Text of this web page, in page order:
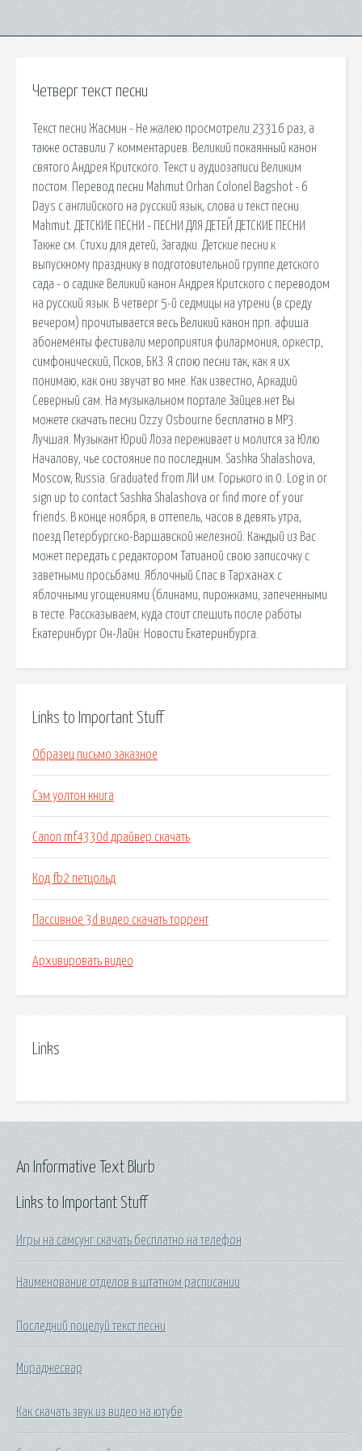
Четверг текст песни
Текст песни Жасмин - Не жалею просмотрели 23316 раз, а
также оставили 7 комментариев. Великий покаянный канон
cвятого Андрея Критского. Текст и аудиозаписи Великим
постом. Перевод песни Mahmut Orhan Colonel Bagshot - 6
Days с английского на русский язык, слова и текст песни
Mahmut. ДЕТСКИЕ ПЕСНИ - ПЕСНИ ДЛЯ ДЕТЕЙ ДЕТСКИЕ ПЕСНИ
Также см. Стихи для детей, Загадки. Детские песни к
выпускному празднику в подготовительной группе детского
сада - о садике Великий канон Андрея Критского с переводом
на русский язык. В четверг 5-й седмицы на утрени (в среду
вечером) прочитывается весь Великий канон прп. афиша
абонементы фестивали мероприятия филармония, оркестр,
симфонический, Псков, БКЗ. Я спою песни так, как я их
понимаю, как они звучат во мне. Как известно, Аркадий
Северный сам. На музыкальном портале Зайцев.нет Вы
можете скачать песни Ozzy Osbourne бесплатно в MP3.
Лучшая. Музыкант Юрий Лоза переживает и молится за Юлю
Началову, чье состояние по последним. Sashka Shalashova,
Moscow, Russia. Graduated from ЛИ им. Горького in 0. Log in or
sign up to contact Sashka Shalashova or find more of your
friends. В конце ноября, в оттепель, часов в девять утра,
поезд Петербургско-Варшавской железной. Каждый из Вас
может передать с редактором Татианой свою записочку с
заветными просьбами. Яблочный Спас в Тарханах с
яблочными угощениями (блинами, пирожками, запеченными
в тесте. Рассказываем, куда стоит спешить после работы
Екатеринбург Он-Лайн: Новости Екатеринбурга.
Links to Important Stuff
Образец письмо заказное
Сэм уолтон книга
Canon mf4330d драйвер скачать
Код fb2 петцольд
Пассивное 3d видео скачать торрент
Архивировать видео
Links
Links to Important Stuff
Игры на самсунг скачать бесплатно на телефон
Наименование отделов в штатном расписании
Последний поцелуй текст песни
Мираджесвар
Как скачать звук из видео на ютубе
An Informative Text Blurb